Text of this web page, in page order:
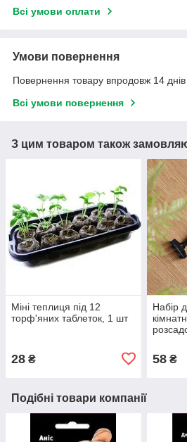
Всі умови оплати
Умови повернення
Повернення товару впродовж 14
Всі умови повернення
З цим товаром також
Міні теплиця під 12
торф'яних таблеток, 1 шт
28 ₴
Набір
58₴
Подібні товари компанії